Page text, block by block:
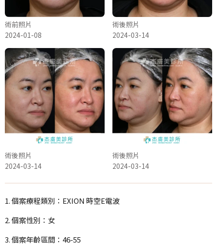
術前照片
2024-01-08
術後照片
2024-03-14
術後照片
2024-03-14
術後照片
2024-03-14
1. 個案療程類別：EXION 時空E電波
2. 個案性別：女
3. 個案年齡區間：46-55